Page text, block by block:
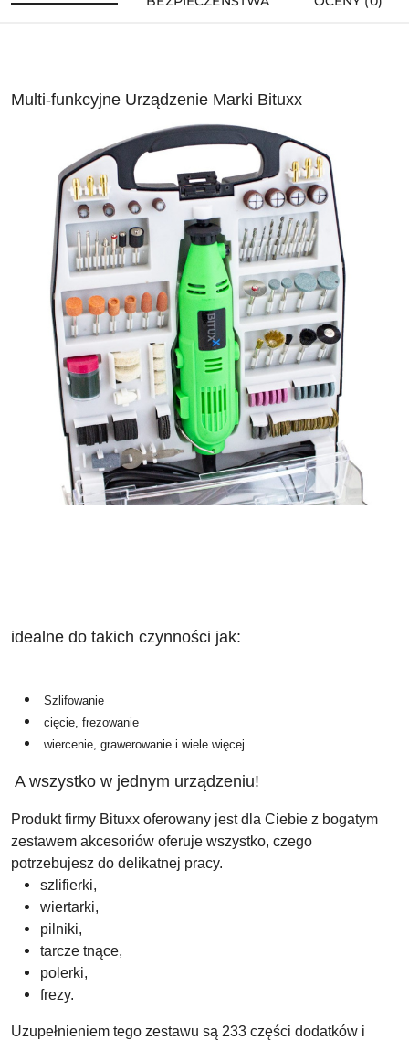
Multi-funkcyjne Urządzenie Marki Bituxx
idealne do takich czynności jak:
Szlifowanie
cięcie, frezowanie
wiercenie, grawerowanie i wiele więcej.
A wszystko w jednym urządzeniu!
Produkt firmy Bituxx oferowany jest dla Ciebie z bogatym
zestawem akcesoriów oferuje wszystko, czego
potrzebujesz do delikatnej pracy.
szlifierki,
wiertarki,
pilniki,
tarcze tnące,
polerki,
frezy.
Uzupełnieniem tego zestawu są 233 części dodatków i